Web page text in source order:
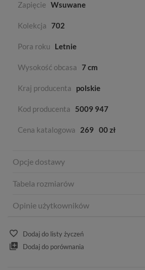
Zapięcie Wsuwane
Kolekcja 702
Pora roku Letnie
Wysokość obcasa 7 cm
Kraj producenta polskie
Kod producenta 5009 947
Cena katalogowa 269 00 zł
Opcje dostawy
Tabela rozmiarów
Opinie użytkowników
Dodaj do listy życzeń
Dodaj do porównania